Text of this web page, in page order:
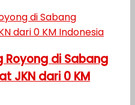
di Sabang
JKN dari 0 KM